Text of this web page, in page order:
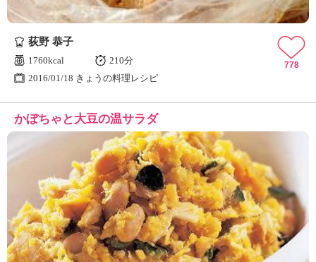
荻野 恭子
1760kcal
210分
2016/01/18 きょうの料理レシピ
778
かぼちゃと大豆の温サラダ